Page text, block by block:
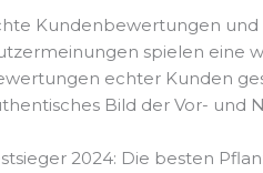
Kundenbewertungen und
spielen eine
echter Kunden
Bild der Vor- und
2024: Die besten